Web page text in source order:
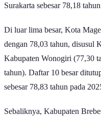
Surakarta sebesar 78,18
Di luar lima besar, Kota
dengan 78,03 tahun, disusul
Kabupaten Wonogiri (77,30
tahun). Daftar 10 besar
sebesar 78,83 tahun pada
Sebaliknya, Kabupaten